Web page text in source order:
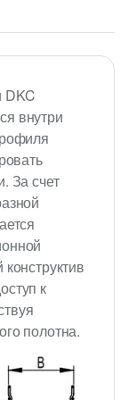
DKC
внутри
За счет
к
полотна.